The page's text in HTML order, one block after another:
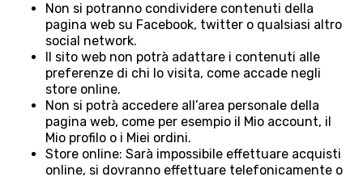
Non si potranno condividere contenuti della
pagina web su Facebook, twitter o qualsiasi altro
social network.
Il sito web non potrà adattare i contenuti alle
preferenze di chi lo visita, come accade negli
store online.
Non si potrà accedere all’area personale della
pagina web, come per esempio il Mio account, il
Mio profilo o i Miei ordini.
Store online: Sarà impossibile effettuare acquisti
online, si dovranno effettuare telefonicamente o